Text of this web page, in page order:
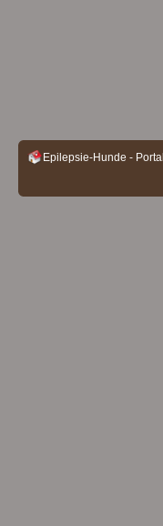
Epilepsie-Hunde - Portal